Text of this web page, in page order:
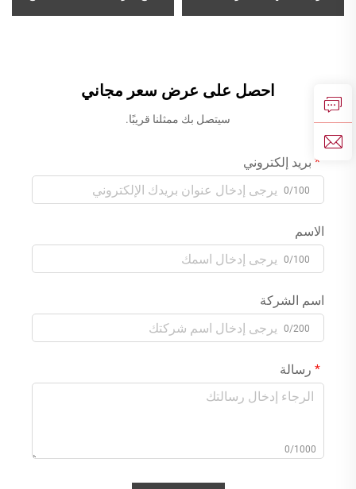
احصل على عرض سعر مجاني
سيتصل بك ممثلنا قريبًا.
بريد إلكتروني
0/100
الاسم
0/100
اسم الشركة
0/200
رسالة
0/1000